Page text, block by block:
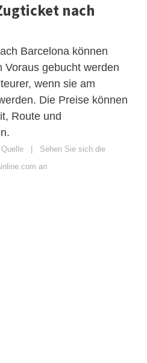
nach
Barcelona können
Voraus gebucht werden
wenn sie am
Die Preise können
Route und
Sehen Sie sich die
an